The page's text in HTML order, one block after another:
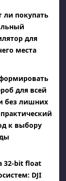
ли покупать
для
места
для всей
без лишних
к выбору
32-bit float
DJI